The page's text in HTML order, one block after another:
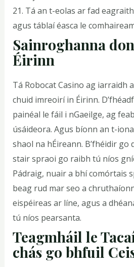
21. Tá an t-eolas ar fad
agus táblaí éasca le
Sainroghanna
Éirinn
Tá Robocat Casino ag iarraidh
chuid imreoirí in Éirinn.
painéal le fáil i nGaeilge, ag
úsáideora. Agus bíonn an t-
shaol na hÉireann. B’fhéidir go
stair spraoi go raibh tú níos
Pádraig, nuair a bhí comórtais
beag rud mar seo a
eispéireas ar líne, agus a
tú níos pearsanta.
Teagmháil le
chás go bhfuil